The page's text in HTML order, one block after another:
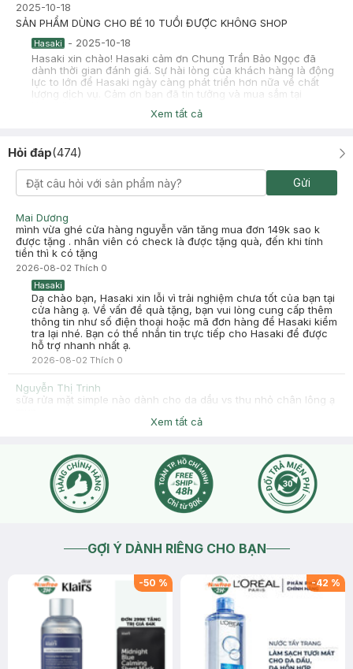
2025-10-18
SẢN PHẨM DÙNG CHO BÉ 10 TUỒI ĐƯỢC KHÔNG SHOP
Hasaki - 2025-10-18
Hasaki xin chào! Hasaki cảm ơn Chung Trần Bảo Ngọc đã
dành thời gian đánh giá. Sự hài lòng của khách hàng là động
lực to lớn để Hasaki ngày càng phát triển hơn nữa về chất
lượng dịch vụ. Cảm ơn bạn đã tin tưởng và mua sắm tại
2025-09-20
da dầu nhiều có lẽ mấy bạn đổi srm khác ổn hơn
Hasaki -2025-09-20
đánh giá. Sự hài lòng của khách hàng là động lực to lớn để
Hasaki ngày càng phát triển hơn nữa về chất lượng dịch vụ.
Cảm ơn bạn đã tin tưởng và mua sắm tại Hasaki!
Xem tất cả
Hỏi đáp(474)
Gửi
Mai Dương
mình vừa ghé cửa hàng nguyễn văn tăng mua đơn 149k sao k
được tặng . nhân viên có check là được tặng quà, đến khi tính
tiền thì k có tặng
2026-08-02 Thích 0
Hasaki
Dạ chào bạn, Hasaki xin lỗi vì trải nghiệm chưa tốt của bạn tại
cửa hàng ạ. Về vấn đề quà tặng, bạn vui lòng cung cấp thêm
thông tin như số điện thoại hoặc mã đơn hàng để Hasaki kiểm
tra lại nhé. Bạn có thể nhắn tin trực tiếp cho Hasaki để được
hỗ trợ nhanh nhất ạ.
2026-08-02 Thích 0
Nguyễn Thị Trinh
sữa rửa mặt simple nào dành cho da dầu vs thu nhỏ chân lông ạ
Hasaki xin chào , để tiện hỗ trợ hơn cho bạn , bạn nhắn tin
vào trang Fanpage hoặc Zalo Hasaki Beauty & Clinic cho
mình biết thêm thông tin tình trạng da bạn nhé !
2026-06-25Thích
Xem tất cả
GỢI Ý DÀNH RIÊNG CHO BẠN
-50 % -42 %